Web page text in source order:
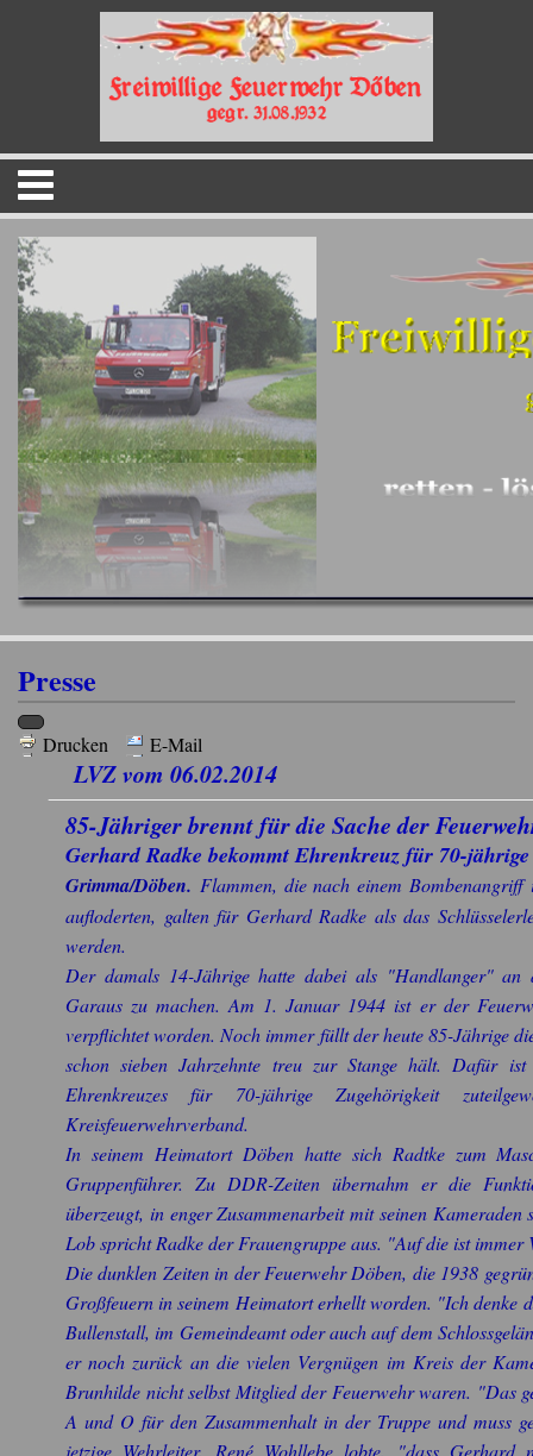
Presse
Drucken E-Mail
LVZ vom 06.02.2014
85-Jähriger brennt für die Sache der
Gerhard Radke bekommt Ehrenkreuz für 70-
Grimma/Döben. Flammen, die nach einem
aufloderten, galten für Gerhard Radke als das
werden.
Der damals 14-Jährige hatte dabei als "Handlanger" an
Garaus zu machen. Am 1. Januar 1944 ist er der
verpflichtet worden. Noch immer füllt der heute 85-Jährige
schon sieben Jahrzehnte treu zur Stange hält. Dafür
Ehrenkreuzes für 70-jährige Zugehörigkeit
Kreisfeuerwehrverband.
In seinem Heimatort Döben hatte sich Radtke zum
Gruppenführer. Zu DDR-Zeiten übernahm er die
überzeugt, in enger Zusammenarbeit mit seinen
Lob spricht Radke der Frauengruppe aus. "Auf die ist immer
Die dunklen Zeiten in der Feuerwehr Döben, die 1938
Großfeuern in seinem Heimatort erhellt worden. "Ich denke
Bullenstall, im Gemeindeamt oder auch auf dem
er noch zurück an die vielen Vergnügen im Kreis der
Brunhilde nicht selbst Mitglied der Feuerwehr waren. "Das
A und O für den Zusammenhalt in der Truppe und muss
jetzige Wehrleiter, René Wohllebe lobte, "dass